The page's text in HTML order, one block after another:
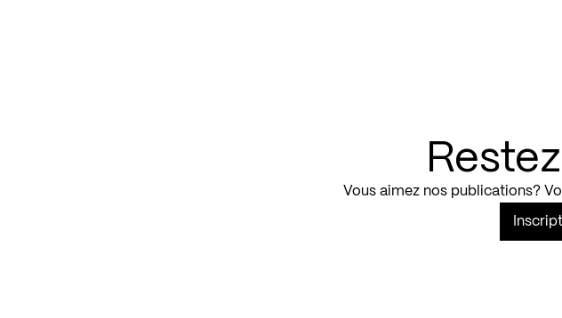
Vous aimez nos publications?